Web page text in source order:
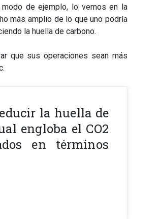
modo de ejemplo, lo vemos en la
más amplio de lo que uno podría
la huella de carbono.
que sus operaciones sean más
la huella de
engloba el CO2
en términos